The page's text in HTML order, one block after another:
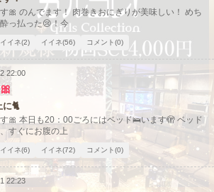
🎀 のんでます！ 肉巻きおにぎりが美味しい！ めち
っ払った😢！今
イネ(2) イイネ(56) コメント(0)
22:00
に🐈
🎀 本日も20：00ごろにはベッド🛌います🫣 ベッド
すぐにお腹の上
イネ(6) イイネ(72) コメント(0)
22:23